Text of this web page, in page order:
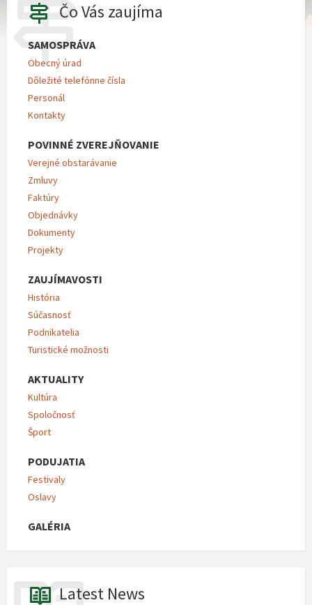
Čo Vás zaujíma
SAMOSPRÁVA
Obecný úrad
Dôležité telefónne čísla
Personál
Kontakty
POVINNÉ ZVEREJŇOVANIE
Verejné obstarávanie
Zmluvy
Faktúry
Objednávky
Dokumenty
Projekty
ZAUJÍMAVOSTI
História
Súčasnosť
Podnikatelia
Turistické možnosti
AKTUALITY
Kultúra
Spoločnosť
Šport
PODUJATIA
Festivaly
Oslavy
GALÉRIA
Latest News